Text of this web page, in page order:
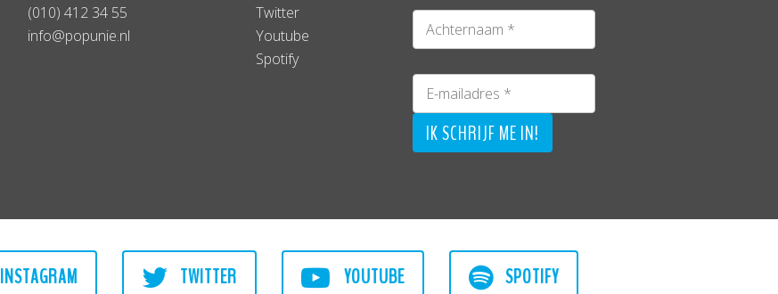
(010) 412 34 55
info@popunie.nl
Twitter
Youtube
Spotify
INSTAGRAM TWITTER YOUTUBE SPOTIFY